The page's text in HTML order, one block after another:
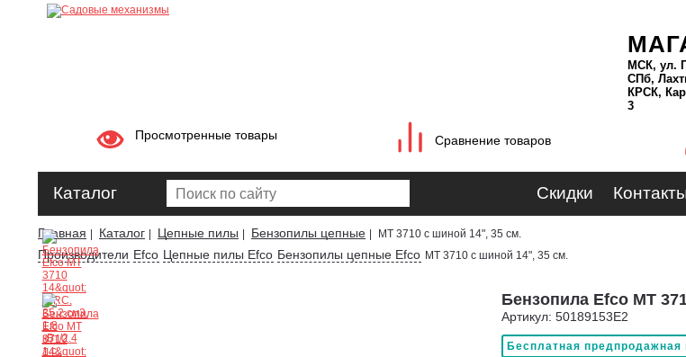
МСК, ул.
СПб,
КРСК,
3
Просмотренные товары Сравнение товаров
Каталог Скидки
Главная Каталог Цепные пилы Бензопилы цепные MT 3710 с шиной 14", 35 см.
Производители Efco Цепные пилы Efco Бензопилы цепные Efco MT 3710 с шиной 14", 35 см.
Бензопила Efco MT
Артикул: 50189153E2
Бесплатная предпродажная